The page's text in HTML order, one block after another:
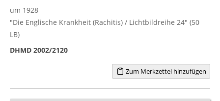
um 1928
"Die Englische Krankheit (Rachitis) / Lichtbildreihe 24" (50
LB)
DHMD 2002/2120
Zum Merkzettel hinzufügen